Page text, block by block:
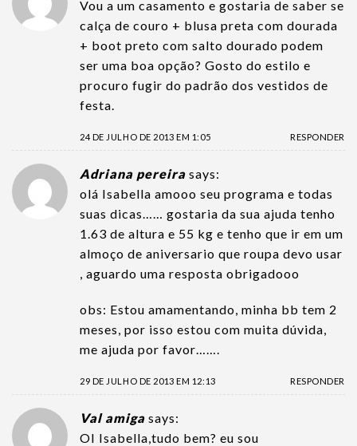
Vou a um casamento e gostaria de saber se
calça de couro + blusa preta com dourada
+ boot preto com salto dourado podem
ser uma boa opção? Gosto do estilo e
procuro fugir do padrão dos vestidos de
festa.
24 DE JULHO DE 2013 EM 1:05 RESPONDER
Adriana pereira says:
olá Isabella amooo seu programa e todas
suas dicas…… gostaria da sua ajuda tenho
1.63 de altura e 55 kg e tenho que ir em um
almoço de aniversario que roupa devo usar
, aguardo uma resposta obrigadooo
obs: Estou amamentando, minha bb tem 2
meses, por isso estou com muita dúvida,
me ajuda por favor…….
29 DE JULHO DE 2013 EM 12:13 RESPONDER
Val amiga says:
OI Isabella,tudo bem? eu sou